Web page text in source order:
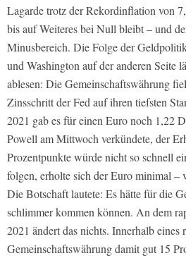
Lagarde trotz der Rekordinflation von
bis auf Weiteres bei Null bleibt – und
Minusbereich. Die Folge der
und Washington auf der anderen Seite
ablesen: Die Gemeinschaftswährung
Zinsschritt der Fed auf ihren tiefsten
2021 gab es für einen Euro noch 1,22
Powell am Mittwoch verkündete, der
Prozentpunkte würde nicht so schnell
folgen, erholte sich der Euro minimal –
Die Botschaft lautete: Es hätte für die
schlimmer kommen können. An dem
2021 ändert das nichts. Innerhalb eines
Gemeinschaftswährung damit gut 15